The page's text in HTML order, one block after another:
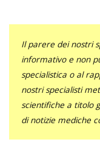
Il parere dei nostri
informativo e non
specialistica o al
nostri specialisti
scientifiche a titolo
di notizie mediche